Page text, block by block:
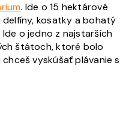
. Ide o 15 hektárové
kosatky a bohatý
o jedno z najstarších
štátoch, ktoré bolo
chceš vyskúšať plávanie s